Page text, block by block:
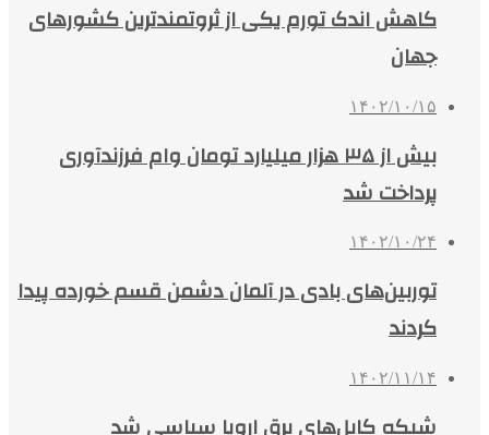
کاهش اندک تورم یکی از ثروتمندترین کشورهای
جهان
۱۴۰۲/۱۰/۱۵
بیش از ۳۵ هزار میلیارد تومان وام فرزندآوری
پرداخت شد
۱۴۰۲/۱۰/۲۴
توربین‌های بادی در آلمان دشمن قسم خورده پیدا
کردند
۱۴۰۲/۱۱/۱۴
شبکه کابل‌های برق اروپا سیاسی شد